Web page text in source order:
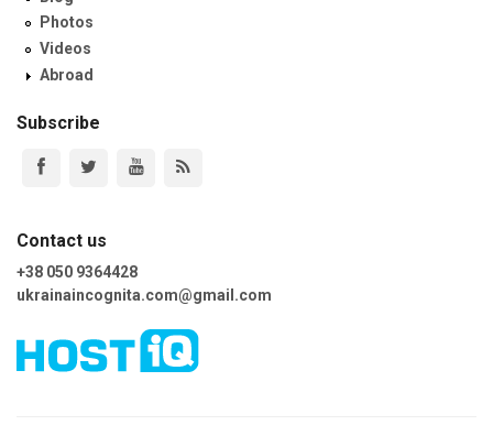
Photos
Videos
Abroad
Subscribe
Contact us
+38 050 9364428
ukrainaincognita.com@gmail.com